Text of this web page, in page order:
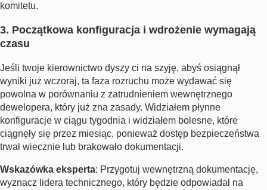
komitetu.
3. Początkowa konfiguracja i wdrożenie wymagają
czasu
Jeśli twoje kierownictwo dyszy ci na szyję, abyś osiągnął
wyniki już wczoraj, ta faza rozruchu może wydawać się
powolna w porównaniu z zatrudnieniem wewnętrznego
dewelopera, który już zna zasady. Widziałem płynne
konfiguracje w ciągu tygodnia i widziałem bolesne, które
ciągnęły się przez miesiąc, ponieważ dostęp bezpieczeństwa
trwał wiecznie lub brakowało dokumentacji.
Wskazówka eksperta: Przygotuj wewnętrzną dokumentację,
wyznacz lidera technicznego, który będzie odpowiadał na